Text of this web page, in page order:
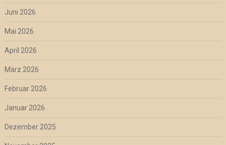
Juni 2026
Mai 2026
April 2026
März 2026
Februar 2026
Januar 2026
Dezember 2025